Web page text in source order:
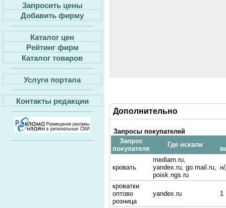
Запросить цены
Добавить фирму
Каталог цен
Рейтинг фирм
Каталог товаров
Услуги портала
Контакты редакции
Дополнительно
Запросы покупателей
Запрос
покупателя
Где искали
кровать
mediam.ru,
yandex.ru, go.mail.ru,
poisk.ngs.ru
кроватки
оптово
розница
yandex.ru 1